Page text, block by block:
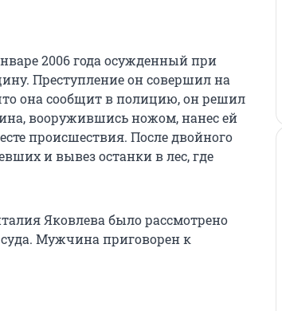
2006 года осужденный при
Преступление он совершил на
она сообщит в полицию, он решил
вооружившись ножом, нанес ей
происшествия. После двойного
и вывез останки в лес, где
Яковлева было рассмотрено
суда. Мужчина приговорен к